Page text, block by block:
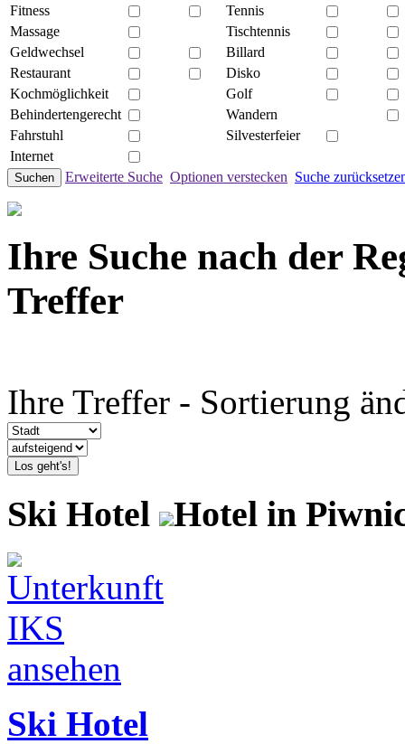
Fitness
Tennis
Massage
Tischtennis
Geldwechsel
Billard
Restaurant
Disko
Kochmöglichkeit
Golf
Behindertengerecht
Wandern
Fahrstuhl
Silvesterfeier
Internet
Suchen Erweiterte Suche Optionen verstecken Suche
Ihre Suche nach der
Treffer
Ihre Treffer - Sortierung
Los geht's!
Ski Hotel Hotel in
Ski Hotel